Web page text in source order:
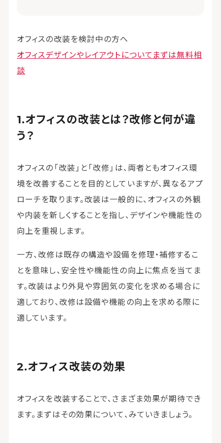
オフィスの改装を検討中の方へ
オフィスデザインやレイアウトについてまずは無料相
談
オフィスの改装とは？改修と何が違
う？
オフィスの「改装」と「改修」は、両者ともオフィス環
境を改善することを目的としていますが、異なるアプ
ローチを取ります。改装は一般的に、オフィスの外観
や内装を新しくすることを指し、デザインや機能性の
向上を重視します。
一方、改修は既存の構造や設備を修理・補修するこ
とを意味し、安全性や機能性の向上に焦点を当てま
す。改装はより外見や雰囲気の変化を求める場合に
適しており、改修は設備や機能の向上を求める際に
適しています。
オフィス改装の効果
オフィスを改装することで、さまざま効果が期待でき
ます。まずはその効果について、みていきましょう。